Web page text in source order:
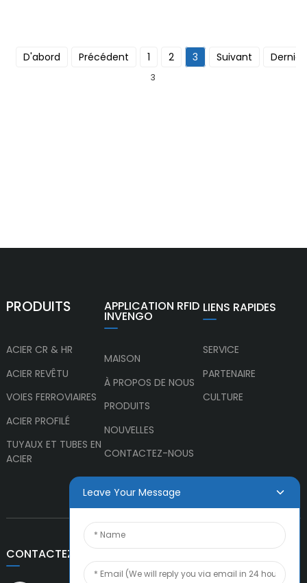
D'abord Précédent 1 2 3 Suivant Dernier
3
PRODUITS
ACIER CR & HR
ACIER REVÊTU
VOIES FERROVIAIRES
ACIER PROFILÉ
TUYAUX ET TUBES EN
ACIER
APPLICATION RFID
INVENGO
MAISON
À PROPOS DE NOUS
PRODUITS
NOUVELLES
CONTACTEZ-NOUS
LIENS RAPIDES
SERVICE
PARTENAIRE
CULTURE
CONTACTEZ-NOUS
Leave Your Message